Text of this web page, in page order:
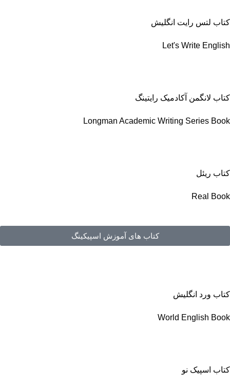
کتاب لتس رایت انگلیش
Let's Write English
کتاب لانگمن آکادمیک رایتینگ
Longman Academic Writing Series Book
کتاب ریئل
Real Book
کتاب های آموزش اسپیکینگ
کتاب ورد انگلیش
World English Book
کتاب اسپیک نو